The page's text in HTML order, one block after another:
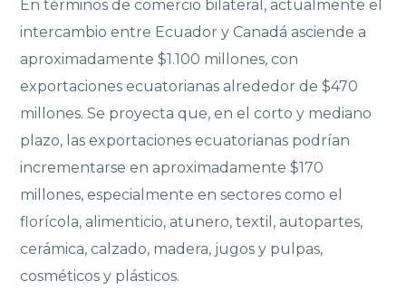
En términos de comercio bilateral, actualmente el
intercambio entre Ecuador y Canadá asciende a
aproximadamente $1.100 millones, con
exportaciones ecuatorianas alrededor de $470
millones. Se proyecta que, en el corto y mediano
plazo, las exportaciones ecuatorianas podrían
incrementarse en aproximadamente $170
millones, especialmente en sectores como el
florícola, alimenticio, atunero, textil, autopartes,
cerámica, calzado, madera, jugos y pulpas,
cosméticos y plásticos.